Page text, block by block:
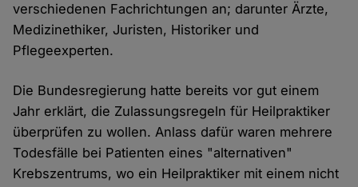
verschiedenen Fachrichtungen an; darunter Ärzte,
Medizinethiker, Juristen, Historiker und
Pflegeexperten.
Die Bundesregierung hatte bereits vor gut einem
Jahr erklärt, die Zulassungsregeln für Heilpraktiker
überprüfen zu wollen. Anlass dafür waren mehrere
Todesfälle bei Patienten eines "alternativen"
Krebszentrums, wo ein Heilpraktiker mit einem nicht